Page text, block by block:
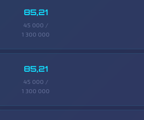
85,21
45 000 /
1 300 000
85,21
45 000 /
1 300 000